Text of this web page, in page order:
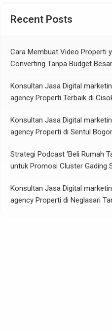
Recent Posts
Cara Membuat Video Properti
Converting Tanpa Budget Besar
Konsultan Jasa Digital
agency Properti Terbaik di
Konsultan Jasa Digital
agency Properti di Sentul Bogor
Strategi Podcast ‘Beli Rumah
untuk Promosi Cluster Gading
Konsultan Jasa Digital
agency Properti di Neglasari